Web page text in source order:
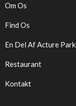
Om Os
Find Os
En Del Af Acture Park
Restaurant
Kontakt